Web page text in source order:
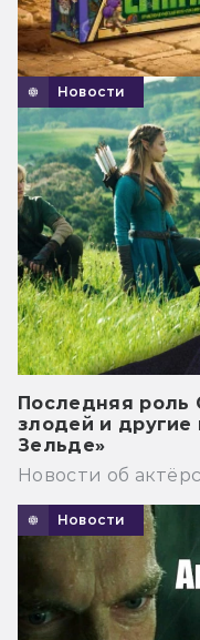
Новости
Последняя роль
злодей и другие
Зельде»
Новости об
Новости